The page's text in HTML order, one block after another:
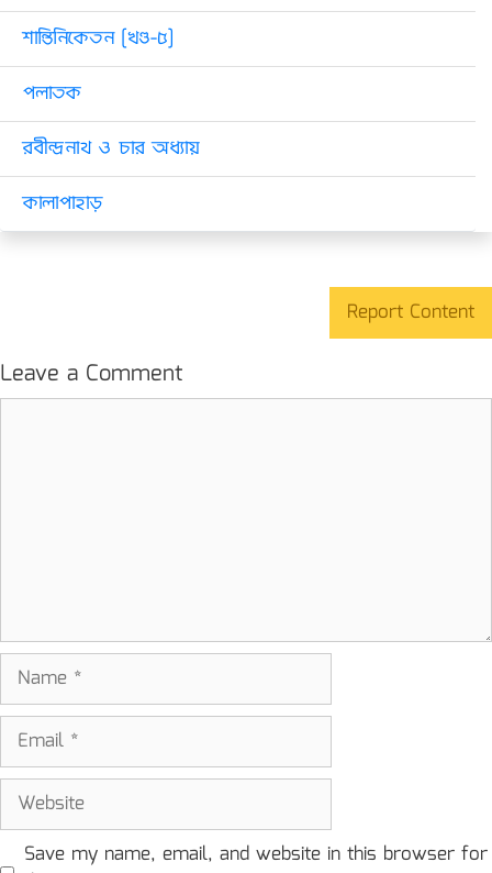
শান্তিনিকেতন [খণ্ড-৫]
পলাতক
রবীন্দ্রনাথ ও চার অধ্যায়
কালাপাহাড়
Report Content
Leave a Comment
Name
Email
Website
Save my name, email, and website in this browser for